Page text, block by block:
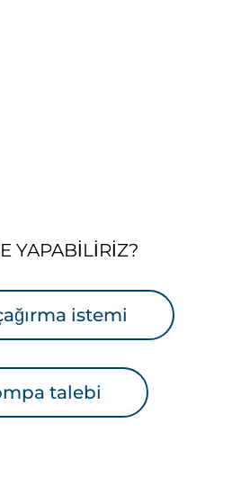
YAPABILIRIZ?
istemi
talebi